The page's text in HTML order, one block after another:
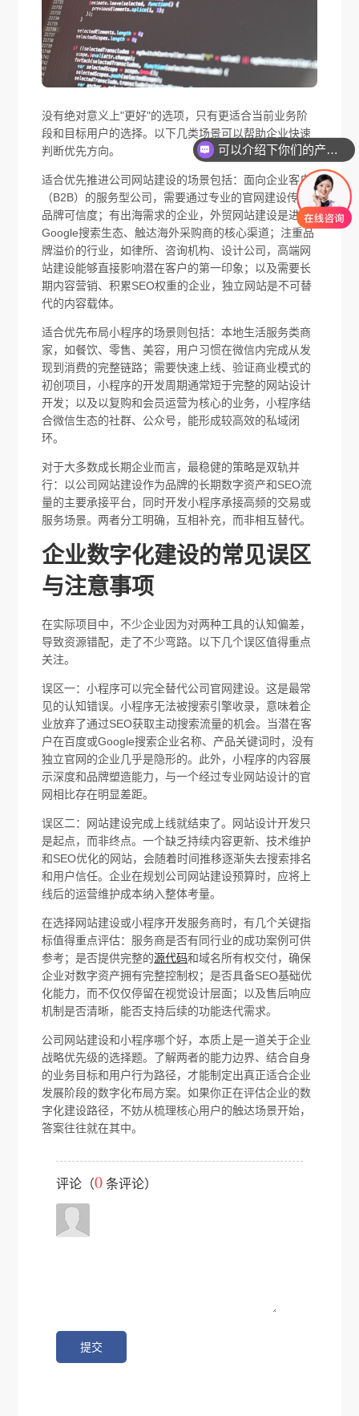
没有绝对意义上"更好"的选项，只有更适合当前业务阶
段和目标用户的选择。以下几类场景可以帮助企业快速
判断优先方向。
适合优先推进公司网站建设的场景包括：面向企业客户
（B2B）的服务型公司，需要通过专业的官网建设传递
品牌可信度；有出海需求的企业，外贸网站建设是进入
Google搜索生态、触达海外采购商的核心渠道；注重品
牌溢价的行业，如律所、咨询机构、设计公司，高端网
站建设能够直接影响潜在客户的第一印象；以及需要长
期内容营销、积累SEO权重的企业，独立网站是不可替
代的内容载体。
适合优先布局小程序的场景则包括：本地生活服务类商
家，如餐饮、零售、美容，用户习惯在微信内完成从发
现到消费的完整链路；需要快速上线、验证商业模式的
初创项目，小程序的开发周期通常短于完整的网站设计
开发；以及以复购和会员运营为核心的业务，小程序结
合微信生态的社群、公众号，能形成较高效的私域闭
环。
对于大多数成长期企业而言，最稳健的策略是双轨并
行：以公司网站建设作为品牌的长期数字资产和SEO流
量的主要承接平台，同时开发小程序承接高频的交易或
服务场景。两者分工明确，互相补充，而非相互替代。
企业数字化建设的常见误区
与注意事项
在实际项目中，不少企业因为对两种工具的认知偏差，
导致资源错配，走了不少弯路。以下几个误区值得重点
关注。
误区一：小程序可以完全替代公司官网建设。这是最常
见的认知错误。小程序无法被搜索引擎收录，意味着企
业放弃了通过SEO获取主动搜索流量的机会。当潜在客
户在百度或Google搜索企业名称、产品关键词时，没有
独立官网的企业几乎是隐形的。此外，小程序的内容展
示深度和品牌塑造能力，与一个经过专业网站设计的官
网相比存在明显差距。
误区二：网站建设完成上线就结束了。网站设计开发只
是起点，而非终点。一个缺乏持续内容更新、技术维护
和SEO优化的网站，会随着时间推移逐渐失去搜索排名
和用户信任。企业在规划公司网站建设预算时，应将上
线后的运营维护成本纳入整体考量。
在选择网站建设或小程序开发服务商时，有几个关键指
标值得重点评估：服务商是否有同行业的成功案例可供
参考；是否提供完整的源代码和域名所有权交付，确保
企业对数字资产拥有完整控制权；是否具备SEO基础优
化能力，而不仅仅停留在视觉设计层面；以及售后响应
机制是否清晰，能否支持后续的功能迭代需求。
公司网站建设和小程序哪个好，本质上是一道关于企业
战略优先级的选择题。了解两者的能力边界、结合自身
的业务目标和用户行为路径，才能制定出真正适合企业
发展阶段的数字化布局方案。如果你正在评估企业的数
字化建设路径，不妨从梳理核心用户的触达场景开始，
答案往往就在其中。
评论（0条评论）
可以介绍下你们的产品么